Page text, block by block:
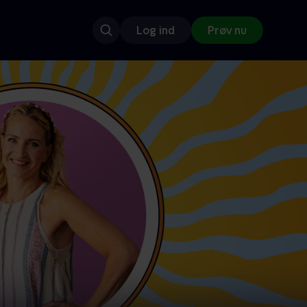
Log ind Prøv nu